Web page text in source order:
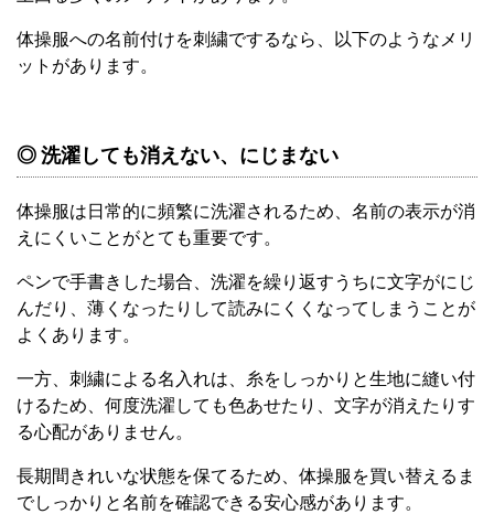
体操服への名前付けを刺繍でするなら、以下のようなメリ
ットがあります。
◎ 洗濯しても消えない、にじまない
体操服は日常的に頻繁に洗濯されるため、名前の表示が消
えにくいことがとても重要です。
ペンで手書きした場合、洗濯を繰り返すうちに文字がにじ
んだり、薄くなったりして読みにくくなってしまうことが
よくあります。
一方、刺繍による名入れは、糸をしっかりと生地に縫い付
けるため、何度洗濯しても色あせたり、文字が消えたりす
る心配がありません。
長期間きれいな状態を保てるため、体操服を買い替えるま
でしっかりと名前を確認できる安心感があります。